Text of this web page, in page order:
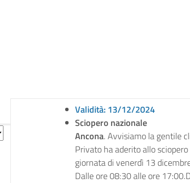
Validità: 13/12/2024
Sciopero nazionale
Ancona. Avvisiamo la gentile
Privato ha aderito allo
giornata di venerdì 13
Dalle ore 08:30 alle ore